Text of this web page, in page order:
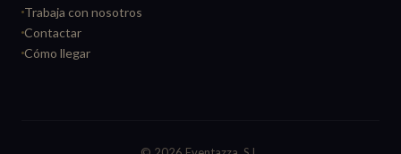
Trabaja con nosotros
Contactar
Cómo llegar